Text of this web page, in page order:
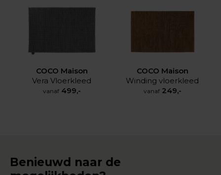
COCO Maison
Vera Vloerkleed
vanaf 499,-
COCO Maison
Winding vloerkleed
vanaf 249,-
Benieuwd naar de